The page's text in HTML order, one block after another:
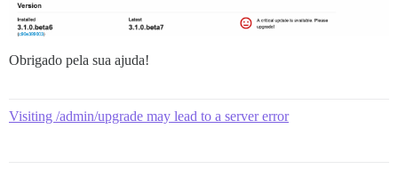
Obrigado pela sua ajuda!
Visiting /admin/upgrade may lead to a server error